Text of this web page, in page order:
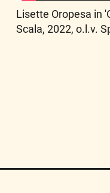
Lisette Oropesa in
Scala, 2022, o.l.v.